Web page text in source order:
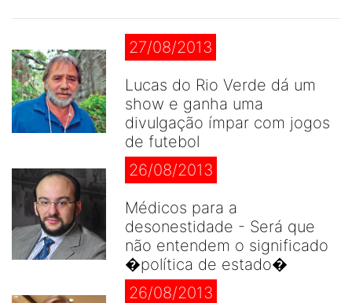
27/08/2013
Lucas do Rio Verde dá um
show e ganha uma
divulgação ímpar com jogos
de futebol
26/08/2013
Médicos para a
desonestidade - Será que
não entendem o significado
�política de estado�
26/08/2013